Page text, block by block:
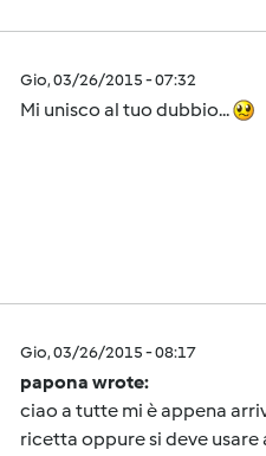
Gio, 03/26/2015 - 07:32
Mi unisco al tuo dubbio...
Gio, 03/26/2015 - 08:17
papona wrote:
ciao a tutte mi è appena
ricetta oppure si deve usare